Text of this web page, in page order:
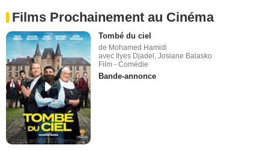
Films Prochainement au Cinéma
Tombé du ciel
de Mohamed Hamidi
avec Ilyes Djadel, Josiane Balasko
Film - Comédie
Bande-annonce